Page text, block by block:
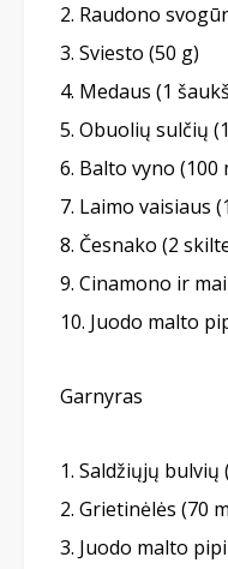
Raudono
Sviesto (50 g)
Medaus (1
Obuolių sulčių
Balto vyno (100
Laimo vaisiaus
Česnako (2
Cinamono ir
Juodo malto
Garnyras
Saldžiųjų bulvių
Grietinėlės (70
Juodo malto